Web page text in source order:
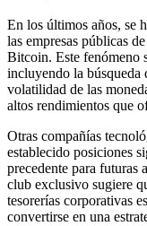
En los últimos años, se
las empresas públicas
Bitcoin. Este fenómeno
incluyendo la búsqueda
volatilidad de las
altos rendimientos que
Otras compañías
establecido posiciones
precedente para futuras
club exclusivo sugiere
tesorerías corporativas
convertirse en una